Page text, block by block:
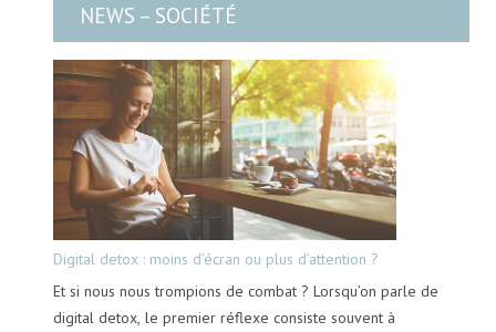
NEWS – SOCIÉTÉ
Digital detox : moins d’écran ou plus d’attention ?
Et si nous nous trompions de combat ? Lorsqu’on parle de
digital detox, le premier réflexe consiste souvent à